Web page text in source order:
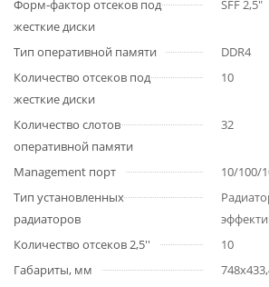
Форм-фактор отсеков под
жесткие диски
SFF 2,5"
Тип оперативной памяти
DDR4
Количество отсеков под
жесткие диски
10
Количество слотов
оперативной памяти
32
Management порт
10/100/
Тип установленных
радиаторов
Количество отсеков 2,5''
10
Габариты, мм